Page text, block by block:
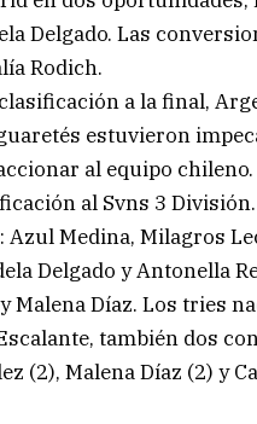
Delgado. Las
Rodich.
a la final,
estuvieron
al equipo
al Svns 3 División.
Medina, Milagros
Delgado y Antonella
Malena Díaz. Los tries
también dos
(2), Malena Díaz (2) y